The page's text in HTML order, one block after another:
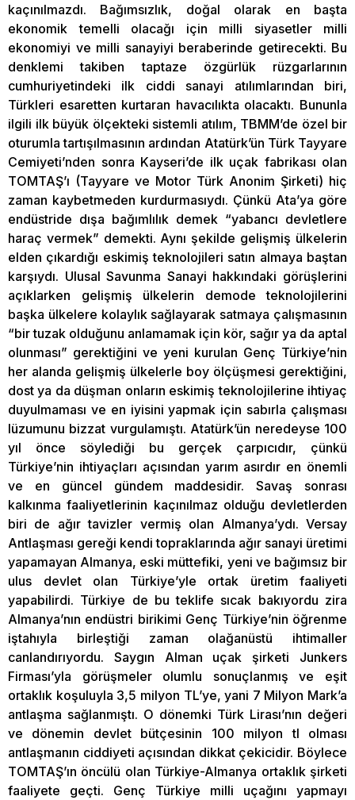
kaçınılmazdı. Bağımsızlık, doğal olarak en başta
ekonomik temelli olacağı için milli siyasetler milli
ekonomiyi ve milli sanayiyi beraberinde getirecekti. Bu
denklemi takiben taptaze özgürlük rüzgarlarının
cumhuriyetindeki ilk ciddi sanayi atılımlarından biri,
Türkleri esaretten kurtaran havacılıkta olacaktı. Bununla
ilgili ilk büyük ölçekteki sistemli atılım, TBMM’de özel bir
oturumla tartışılmasının ardından Atatürk’ün Türk Tayyare
Cemiyeti’nden sonra Kayseri’de ilk uçak fabrikası olan
TOMTAŞ’ı (Tayyare ve Motor Türk Anonim Şirketi) hiç
zaman kaybetmeden kurdurmasıydı. Çünkü Ata’ya göre
endüstride dışa bağımlılık demek “yabancı devletlere
haraç vermek” demekti. Aynı şekilde gelişmiş ülkelerin
elden çıkardığı eskimiş teknolojileri satın almaya baştan
karşıydı. Ulusal Savunma Sanayi hakkındaki görüşlerini
açıklarken gelişmiş ülkelerin demode teknolojilerini
başka ülkelere kolaylık sağlayarak satmaya çalışmasının
“bir tuzak olduğunu anlamamak için kör, sağır ya da aptal
olunması” gerektiğini ve yeni kurulan Genç Türkiye’nin
her alanda gelişmiş ülkelerle boy ölçüşmesi gerektiğini,
dost ya da düşman onların eskimiş teknolojilerine ihtiyaç
duyulmaması ve en iyisini yapmak için sabırla çalışması
lüzumunu bizzat vurgulamıştı. Atatürk’ün neredeyse 100
yıl önce söylediği bu gerçek çarpıcıdır, çünkü
Türkiye’nin ihtiyaçları açısından yarım asırdır en önemli
ve en güncel gündem maddesidir. Savaş sonrası
kalkınma faaliyetlerinin kaçınılmaz olduğu devletlerden
biri de ağır tavizler vermiş olan Almanya’ydı. Versay
Antlaşması gereği kendi topraklarında ağır sanayi üretimi
yapamayan Almanya, eski müttefiki, yeni ve bağımsız bir
ulus devlet olan Türkiye’yle ortak üretim faaliyeti
yapabilirdi. Türkiye de bu teklife sıcak bakıyordu zira
Almanya’nın endüstri birikimi Genç Türkiye’nin öğrenme
iştahıyla birleştiği zaman olağanüstü ihtimaller
canlandırıyordu. Saygın Alman uçak şirketi Junkers
Firması’yla görüşmeler olumlu sonuçlanmış ve eşit
ortaklık koşuluyla 3,5 milyon TL’ye, yani 7 Milyon Mark’a
antlaşma sağlanmıştı. O dönemki Türk Lirası’nın değeri
ve dönemin devlet bütçesinin 100 milyon tl olması
antlaşmanın ciddiyeti açısından dikkat çekicidir. Böylece
TOMTAŞ’ın öncülü olan Türkiye-Almanya ortaklık şirketi
faaliyete geçti. Genç Türkiye milli uçağını yapmayı